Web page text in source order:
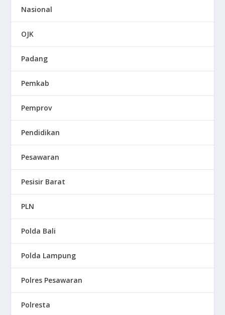
Nasional
OJK
Padang
Pemkab
Pemprov
Pendidikan
Pesawaran
Pesisir Barat
PLN
Polda Bali
Polda Lampung
Polres Pesawaran
Polresta